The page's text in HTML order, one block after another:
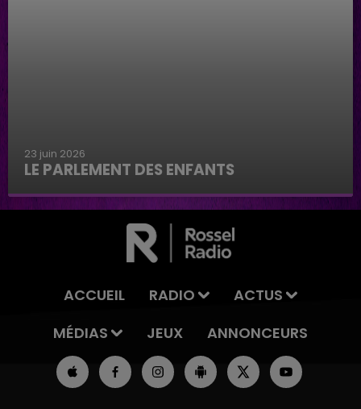
23 juin 2026
LE PARLEMENT DES ENFANTS
Le parlement des enfants
ACCUEIL RADIO
ACTUS
MÉDIAS
JEUX ANNONCEURS